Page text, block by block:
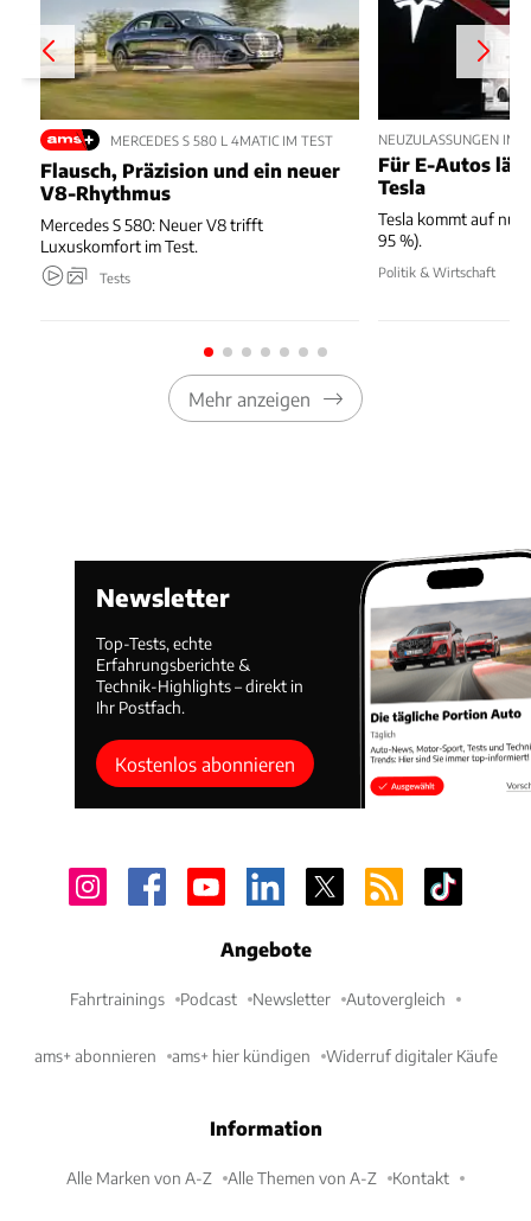
MERCEDES S 580 L 4MATIC IM TEST
Flausch, Präzision und ein neuer
V8-Rhythmus
Mercedes S 580: Neuer V8 trifft
Luxuskomfort im Test.
Tests
NEUZULASSUNGEN IM
Für E-Autos
Tesla
Tesla kommt auf nur
95 %).
Politik & Wirtschaft
Mehr anzeigen
Newsletter
Top-Tests, echte
Erfahrungsberichte &
Technik-Highlights – direkt in
Ihr Postfach.
Kostenlos abonnieren
Angebote
Fahrtrainings Podcast Newsletter Autovergleich
ams+ abonnieren ams+ hier kündigen Widerruf digitaler Käufe
Information
Alle Marken von A-Z Alle Themen von A-Z Kontakt